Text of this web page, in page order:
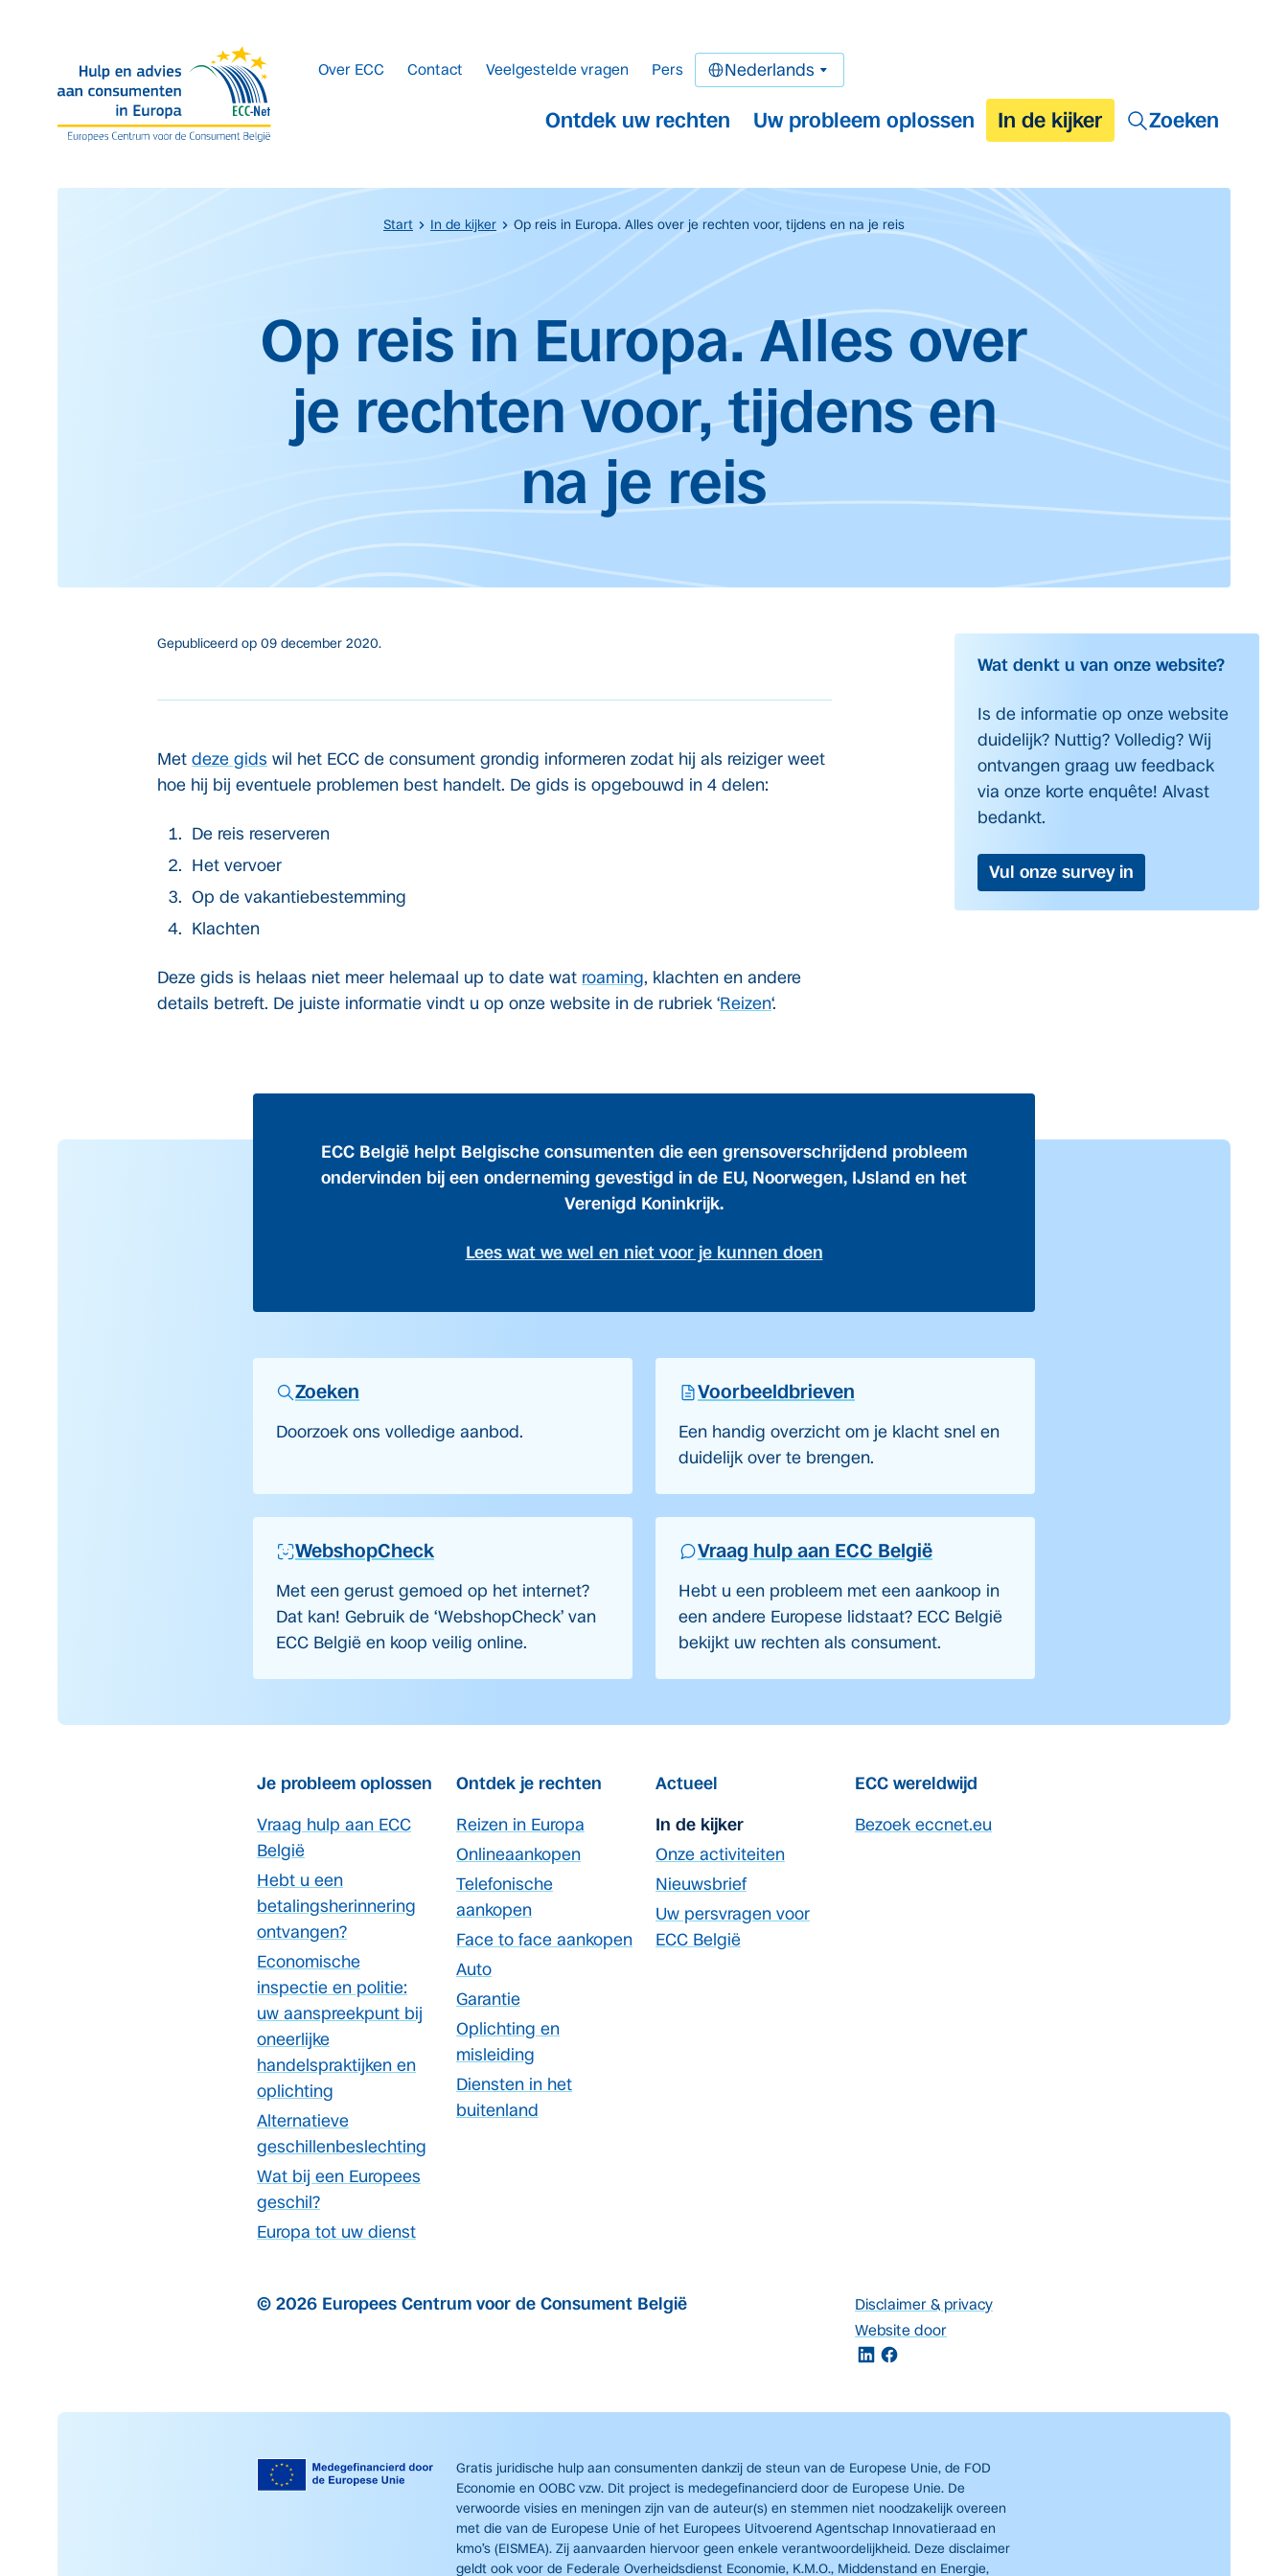
Ontdek uw rechten Uw probleem oplossen In de kijker Zoeken
Over ECC Contact Veelgestelde vragen Pers Nederlands
Start In de kijker Op reis in Europa. Alles over je rechten voor, tijdens en na je reis
Op reis in Europa. Alles over
je rechten voor, tijdens en
na je reis
Gepubliceerd op 09 december 2020.
Met deze gids wil het ECC de consument grondig informeren zodat hij als reiziger weet
hoe hij bij eventuele problemen best handelt. De gids is opgebouwd in 4 delen:
De reis reserveren
Het vervoer
Op de vakantiebestemming
Klachten
Deze gids is helaas niet meer helemaal up to date wat roaming, klachten en andere
details betreft. De juiste informatie vindt u op onze website in de rubriek ‘Reizen‘.
Wat denkt u van onze website?
Is de informatie op onze website
duidelijk? Nuttig? Volledig? Wij
ontvangen graag uw feedback
via onze korte enquête! Alvast
bedankt.
Vul onze survey in
ECC België helpt Belgische consumenten die een grensoverschrijdend probleem
ondervinden bij een onderneming gevestigd in de EU, Noorwegen, IJsland en het
Verenigd Koninkrijk.
Lees wat we wel en niet voor je kunnen doen
Zoeken
Doorzoek ons volledige aanbod.
Voorbeeldbrieven
Een handig overzicht om je klacht snel en
duidelijk over te brengen.
WebshopCheck
Met een gerust gemoed op het internet?
Dat kan! Gebruik de ‘WebshopCheck’ van
ECC België en koop veilig online.
Vraag hulp aan ECC België
Hebt u een probleem met een aankoop in
een andere Europese lidstaat? ECC België
bekijkt uw rechten als consument.
Je probleem oplossen
Vraag hulp aan ECC
België
Hebt u een
betalingsherinnering
ontvangen?
Economische
inspectie en politie:
uw aanspreekpunt bij
oneerlijke
handelspraktijken en
oplichting
Alternatieve
geschillenbeslechting
Wat bij een Europees
geschil?
Europa tot uw dienst
Ontdek je rechten
Reizen in Europa
Onlineaankopen
Telefonische
aankopen
Face to face aankopen
Auto
Garantie
Oplichting en
misleiding
Diensten in het
buitenland
Actueel
In de kijker
Onze activiteiten
Nieuwsbrief
Uw persvragen voor
ECC België
ECC wereldwijd
Bezoek eccnet.eu
© 2026 Europees Centrum voor de Consument België
Disclaimer & privacy
Website door
Gratis juridische hulp aan consumenten dankzij de steun van de Europese Unie, de FOD
Economie en OOBC vzw. Dit project is medegefinancierd door de Europese Unie. De
verwoorde visies en meningen zijn van de auteur(s) en stemmen niet noodzakelijk overeen
met die van de Europese Unie of het Europees Uitvoerend Agentschap Innovatieraad en
kmo’s (EISMEA). Zij aanvaarden hiervoor geen enkele verantwoordelijkheid. Deze disclaimer
geldt ook voor de Federale Overheidsdienst Economie, K.M.O., Middenstand en Energie,